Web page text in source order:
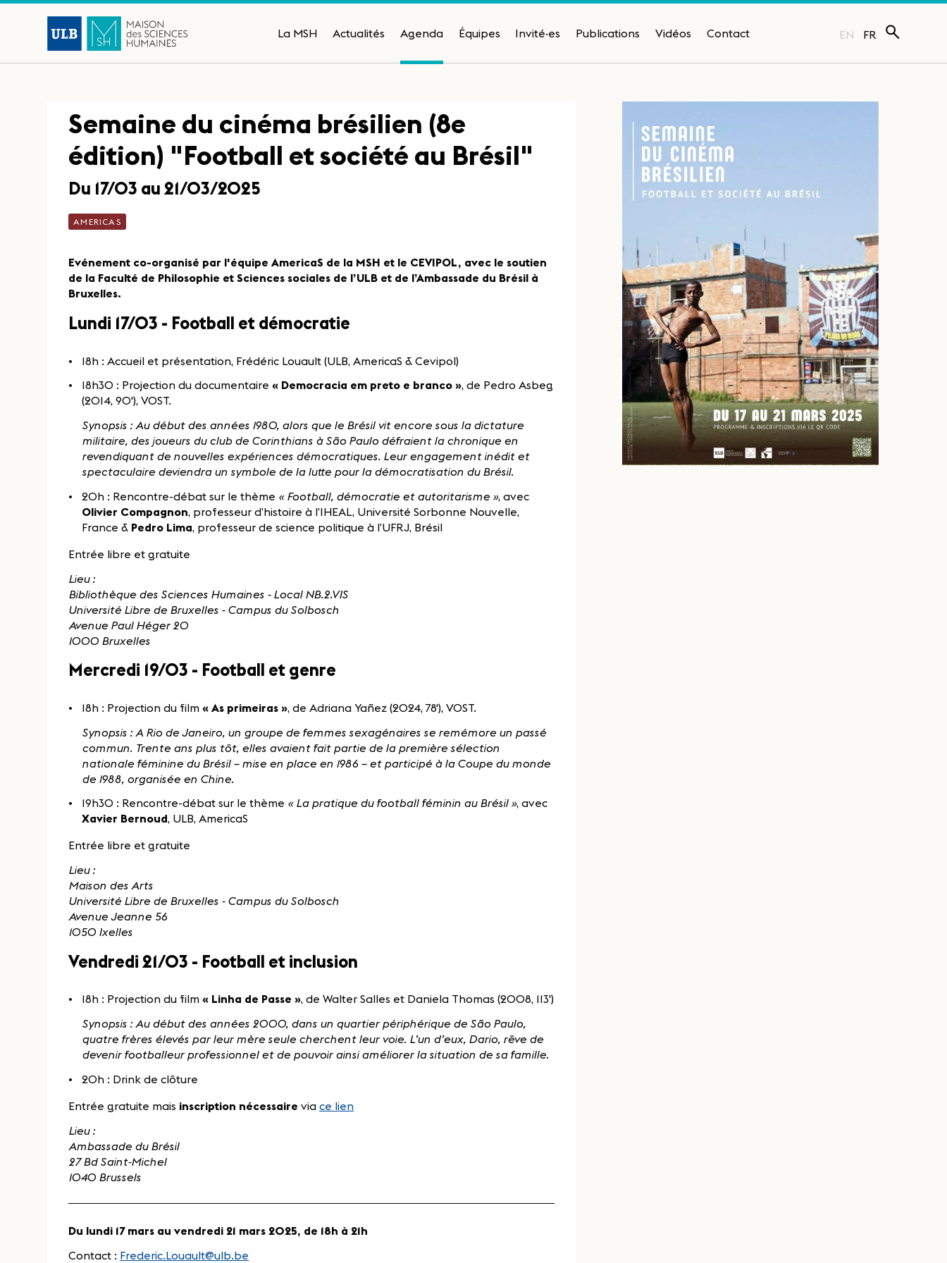
La MSH Actualités Agenda Équipes Invité·es Publications Vidéos Contact EN FR
Semaine du cinéma brésilien (8e
édition) "Football et société au Brésil"
Du 17/03 au 21/03/2025
AMERICAS
Evénement co-organisé par l'équipe AmericaS de la MSH et le CEVIPOL, avec le soutien
de la Faculté de Philosophie et Sciences sociales de l’ULB et de l’Ambassade du Brésil à
Bruxelles.
Lundi 17/03 - Football et démocratie
18h : Accueil et présentation, Frédéric Louault (ULB, AmericaS & Cevipol)
18h30 : Projection du documentaire« Democracia em preto e branco », de Pedro Asbeg
(2014, 90'), VOST.
Synopsis : Au début des années 1980, alors que le Brésil vit encore sous la dictature
militaire, des joueurs du club de Corinthians à São Paulo défraient la chronique en
revendiquant de nouvelles expériences démocratiques. Leur engagement inédit et
spectaculaire deviendra un symbole de la lutte pour la démocratisation du Brésil.
20h : Rencontre-débat sur le thème « Football, démocratie et autoritarisme », avec
Olivier Compagnon, professeur d’histoire à l’IHEAL, Université Sorbonne Nouvelle,
France & Pedro Lima, professeur de science politique à l’UFRJ, Brésil
Entrée libre et gratuite
Lieu :
Bibliothèque des Sciences Humaines - Local NB.2.VIS
Université Libre de Bruxelles - Campus du Solbosch
Avenue Paul Héger 20
1000 Bruxelles
Mercredi 19/03 - Football et genre
18h : Projection du film« As primeiras », de Adriana Yañez (2024, 78'), VOST.
Synopsis : A Rio de Janeiro, un groupe de femmes sexagénaires se remémore un passé
commun. Trente ans plus tôt, elles avaient fait partie de la première sélection
nationale féminine du Brésil – mise en place en 1986 – et participé à la Coupe du monde
de 1988, organisée en Chine.
19h30 : Rencontre-débat sur le thème « La pratique du football féminin au Brésil », avec
Xavier Bernoud, ULB, AmericaS
Entrée libre et gratuite
Lieu :
Maison des Arts
Université Libre de Bruxelles - Campus du Solbosch
Avenue Jeanne 56
1050 Ixelles
Vendredi 21/03 - Football et inclusion
18h : Projection du film« Linha de Passe », de Walter Salles et Daniela Thomas (2008, 113')
Synopsis : Au début des années 2000, dans un quartier périphérique de São Paulo,
quatre frères élevés par leur mère seule cherchent leur voie. L’un d’eux, Dario, rêve de
devenir footballeur professionnel et de pouvoir ainsi améliorer la situation de sa famille.
20h : Drink de clôture
Entrée gratuite mais inscription nécessaire viace lien
Lieu :
Ambassade du Brésil
27 Bd Saint-Michel
1040 Brussels
Du lundi 17 mars au vendredi 21 mars 2025, de 18h à 21h
Contact : Frederic.Louault@ulb.be